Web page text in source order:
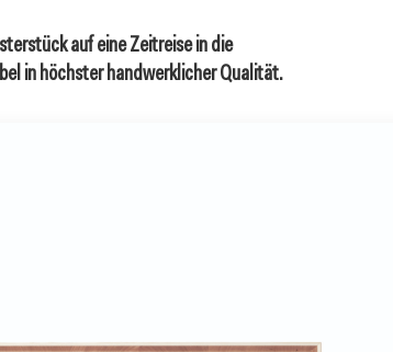
auf eine Zeitreise in die
in höchster handwerklicher Qualität.